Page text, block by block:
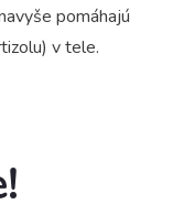
pomáhajú
v tele.